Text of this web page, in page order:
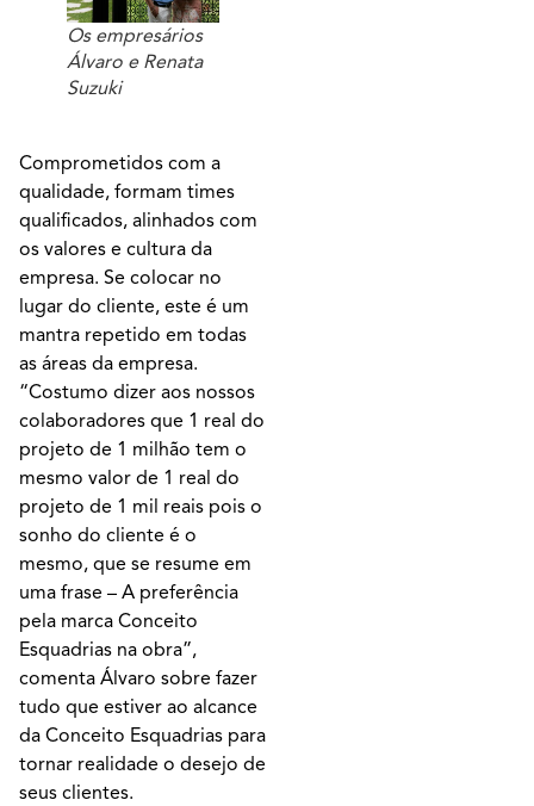
Os empresários
Álvaro e Renata
Suzuki
Comprometidos com a
qualidade, formam times
qualificados, alinhados com
os valores e cultura da
empresa. Se colocar no
lugar do cliente, este é um
mantra repetido em todas
as áreas da empresa.
“Costumo dizer aos nossos
colaboradores que 1 real do
projeto de 1 milhão tem o
mesmo valor de 1 real do
projeto de 1 mil reais pois o
sonho do cliente é o
mesmo, que se resume em
uma frase – A preferência
pela marca Conceito
Esquadrias na obra”,
comenta Álvaro sobre fazer
tudo que estiver ao alcance
da Conceito Esquadrias para
tornar realidade o desejo de
seus clientes.